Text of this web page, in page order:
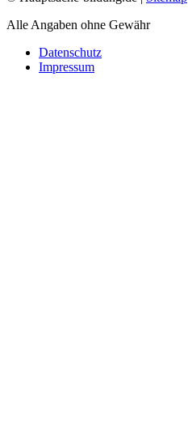
Alle Angaben ohne Gewähr
Datenschutz
Impressum